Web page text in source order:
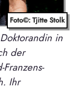
Foto©: Tjitte Stolk
in
der
Ihr